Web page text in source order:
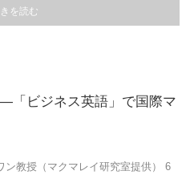
を読む
ビジネス英語」で国際マ
ン教授（マクマレイ研究室提供） 6